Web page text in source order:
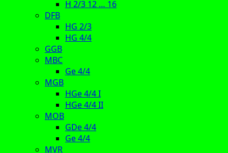
H 2/3 12 … 16
DFB
HG 2/3
HG 4/4
GGB
MBC
Ge 4/4
MGB
HGe 4/4 I
HGe 4/4 II
MOB
GDe 4/4
Ge 4/4
MVR